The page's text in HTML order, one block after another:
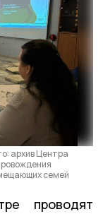
архив Центра
семей
проводят